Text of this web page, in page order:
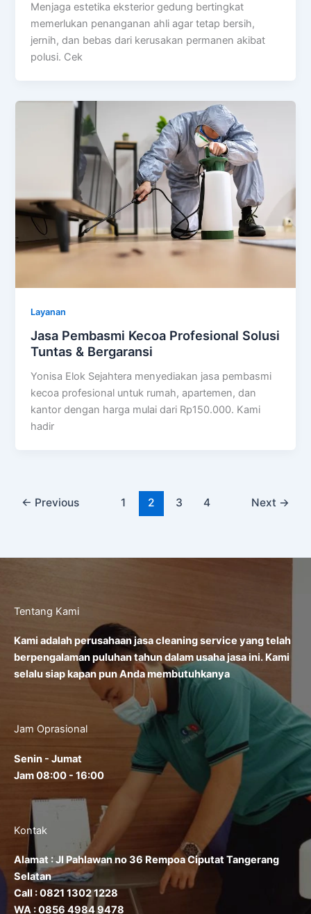
Menjaga estetika eksterior gedung bertingkat
memerlukan penanganan ahli agar tetap bersih,
jernih, dan bebas dari kerusakan permanen akibat
polusi. Cek
Layanan
Jasa Pembasmi Kecoa Profesional Solusi
Tuntas & Bergaransi
Yonisa Elok Sejahtera menyediakan jasa pembasmi
kecoa profesional untuk rumah, apartemen, dan
kantor dengan harga mulai dari Rp150.000. Kami
hadir
← Previous 1 2 3 4 Next →
Tentang Kami
Kami adalah perusahaan jasa cleaning service yang telah
berpengalaman puluhan tahun dalam usaha jasa ini. Kami
selalu siap kapan pun Anda membutuhkanya
Jam Oprasional
Senin - Jumat
Jam 08:00 - 16:00
Kontak
Alamat : Jl Pahlawan no 36 Rempoa Ciputat Tangerang
Selatan
Call : 0821 1302 1228
WA : 0856 4984 9478